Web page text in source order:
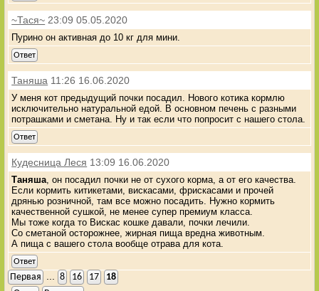
~Тася~ 23:09 05.05.2020
Пурино он активная до 10 кг для мини.
Ответ
Таняша 11:26 16.06.2020
У меня кот предыдущий почки посадил. Нового котика кормлю
исключительно натуральной едой. В основном печень с разными
потрашками и сметана. Ну и так если что попросит с нашего стола.
Ответ
Кудесница Леся 13:09 16.06.2020
Таняша , он посадил почки не от сухого корма, а от его качества.
Если кормить китикетами, вискасами, фрискасами и прочей
дрянью розничной, там все можно посадить. Нужно кормить
качественной сушкой, не менее супер премиум класса.
Мы тоже когда то Вискас кошке давали, почки лечили.
Со сметаной осторожнее, жирная пища вредна животным.
А пища с вашего стола вообще отрава для кота.
Ответ
Первая 8 16 17
18